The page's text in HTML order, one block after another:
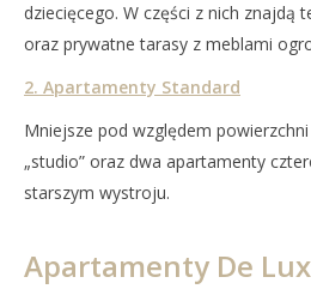
dziecięcego. W części z nich znajdą
oraz prywatne tarasy z meblami
2. Apartamenty Standard
Mniejsze pod względem
„studio” oraz dwa apartamenty
starszym wystroju.
Apartamenty De Lux